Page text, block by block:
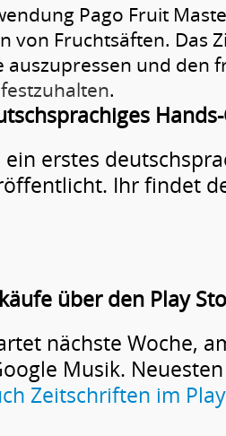
Pago Fruit
von Fruchtsäften. Das
auszupressen und den
festzuhalten.
erstes
Ihr findet
über den Play
nächste Woche,
Musik.
Zeitschriften im